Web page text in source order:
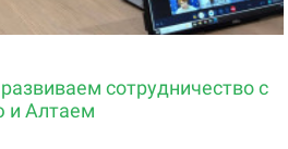
сотрудничество с
и Алтаем